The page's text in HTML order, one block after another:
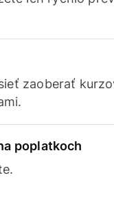
zaoberať
poplatkoch